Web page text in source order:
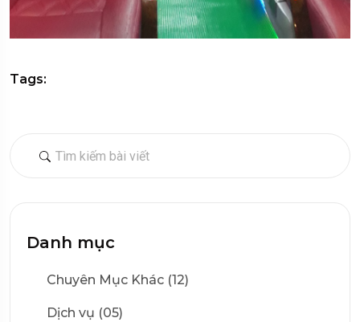
Danh mục
Chuyên Mục Khác (12)
Dịch vụ (05)
Tags: